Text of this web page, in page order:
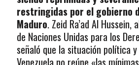
restringidas por el gobierno
Maduro. Zeid Ra’ad Al Hussein,
de Naciones Unidas para los
señaló que la situación política